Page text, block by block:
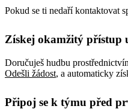
Pokud se ti nedaří kontaktovat
Získej okamžitý přístup
Doručuješ hudbu
Odešli žádost, a automaticky
Připoj se k týmu před